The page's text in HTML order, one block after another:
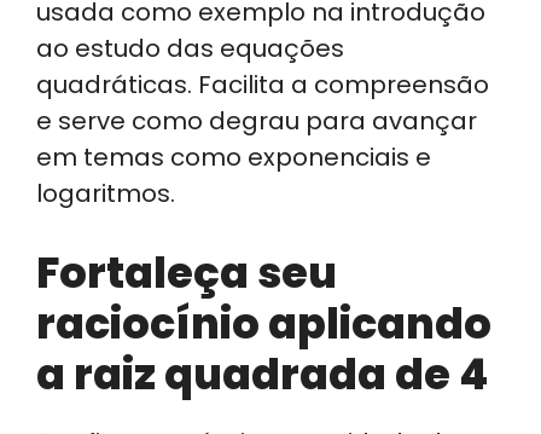
usada como exemplo na introdução
ao estudo das equações
quadráticas. Facilita a compreensão
e serve como degrau para avançar
em temas como exponenciais e
logaritmos.
Fortaleça seu
raciocínio aplicando
a raiz quadrada de 4